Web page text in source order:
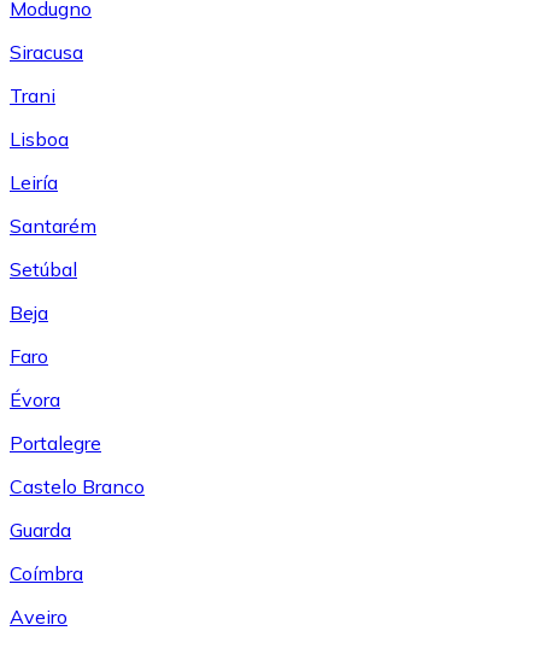
Modugno
Siracusa
Trani
Lisboa
Leiría
Santarém
Setúbal
Beja
Faro
Évora
Portalegre
Castelo Branco
Guarda
Coímbra
Aveiro